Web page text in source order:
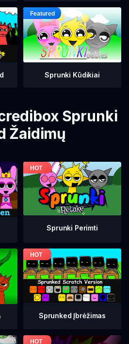
Sprunki Kūdikiai
Sprunki
Žaidimų
Sprunki Perimti
Sprunked Įbrėžimas